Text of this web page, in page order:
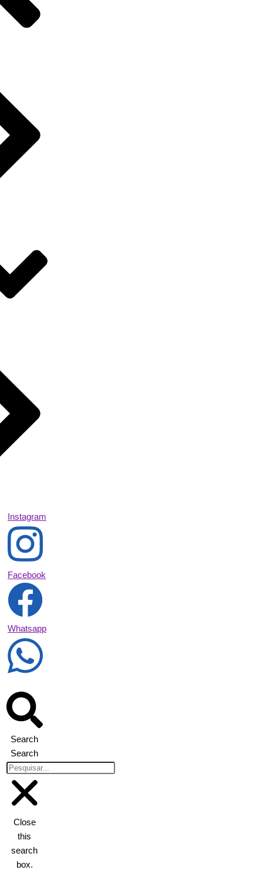
Instagram
Facebook
Whatsapp
Search
Search
Close
this
search
box.